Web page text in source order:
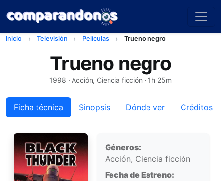
Inicio Televisión Películas Trueno negro
Trueno negro
1998 · Acción, Ciencia ficción · 1h 25m
Ficha técnica Sinopsis Dónde ver Créditos
Ficha técnica
Géneros:
Acción, Ciencia ficción
Fecha de Estreno: